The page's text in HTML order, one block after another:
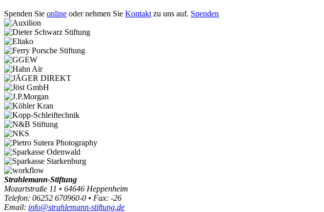
Spenden Sie online oder nehmen Sie Kontakt zu uns auf. Spenden
Strahlemann-Stiftung
Mozartstraße 11 • 64646 Heppenheim
Telefon: 06252 670960-0 • Fax: -26
Email: info@strahlemann-stiftung.de